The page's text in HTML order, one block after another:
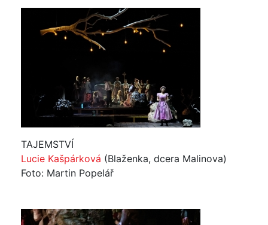
TAJEMSTVÍ
Lucie Kašpárková (Blaženka, dcera Malinova)
Foto: Martin Popelář